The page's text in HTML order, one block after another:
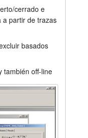
cerrado e
a partir de trazas
basados
también off-line